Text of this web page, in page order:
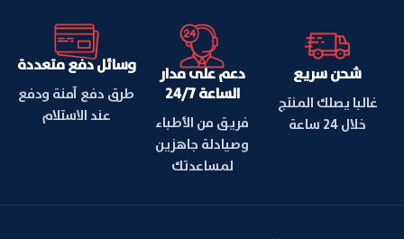
شحن سريع
غالبا يصلك المنتج
خلال 24 ساعة
دعم على مدار
الساعة 24/7
فريق من الأطباء
وصيادلة جاهزين
لمساعدتك
وسائل دفع متعددة
طرق دفع آمنة ودفع
عند الاستلام